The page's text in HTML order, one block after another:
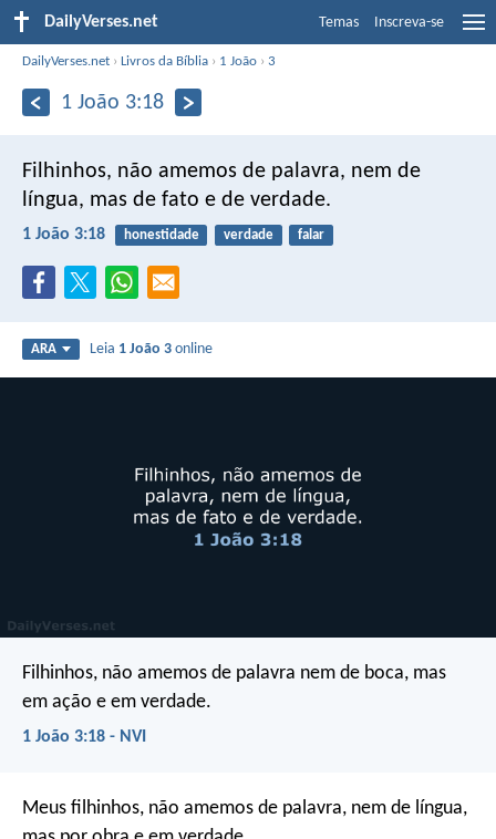
DailyVerses.net Temas Inscreva-se
DailyVerses.net ›Livros da Bíblia › 1 João ›3
1 João 3:18
Filhinhos, não amemos de palavra, nem de
língua, mas de fato e de verdade.
1 João 3:18 honestidade verdade falar
ARA Leia 1 João 3 online
Filhinhos, não amemos de palavra nem de boca, mas
em ação e em verdade.
1 João 3:18 - NVI
Meus filhinhos, não amemos de palavra, nem de língua,